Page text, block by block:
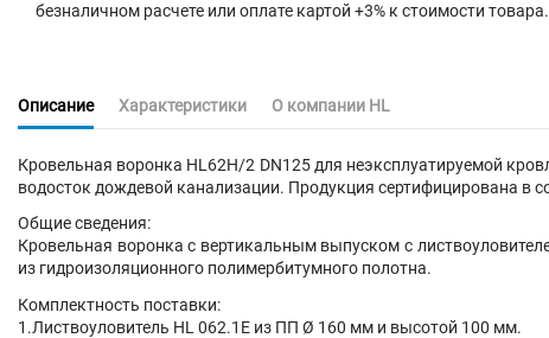
безналичном расчете или оплате картой +3% к стоимости товара.
Описание Характеристики О компании HL
Кровельная воронка HL62H/2 DN125 для неэксплуатируемой
водосток дождевой канализации. Продукция сертифицирована в
Общие сведения:
Кровельная воронка с вертикальным выпуском с
из гидроизоляционного полимербитумного полотна.
Комплектность поставки:
1.Листвоуловитель HL 062.1E из ПП Ø 160 мм и высотой 100 мм.